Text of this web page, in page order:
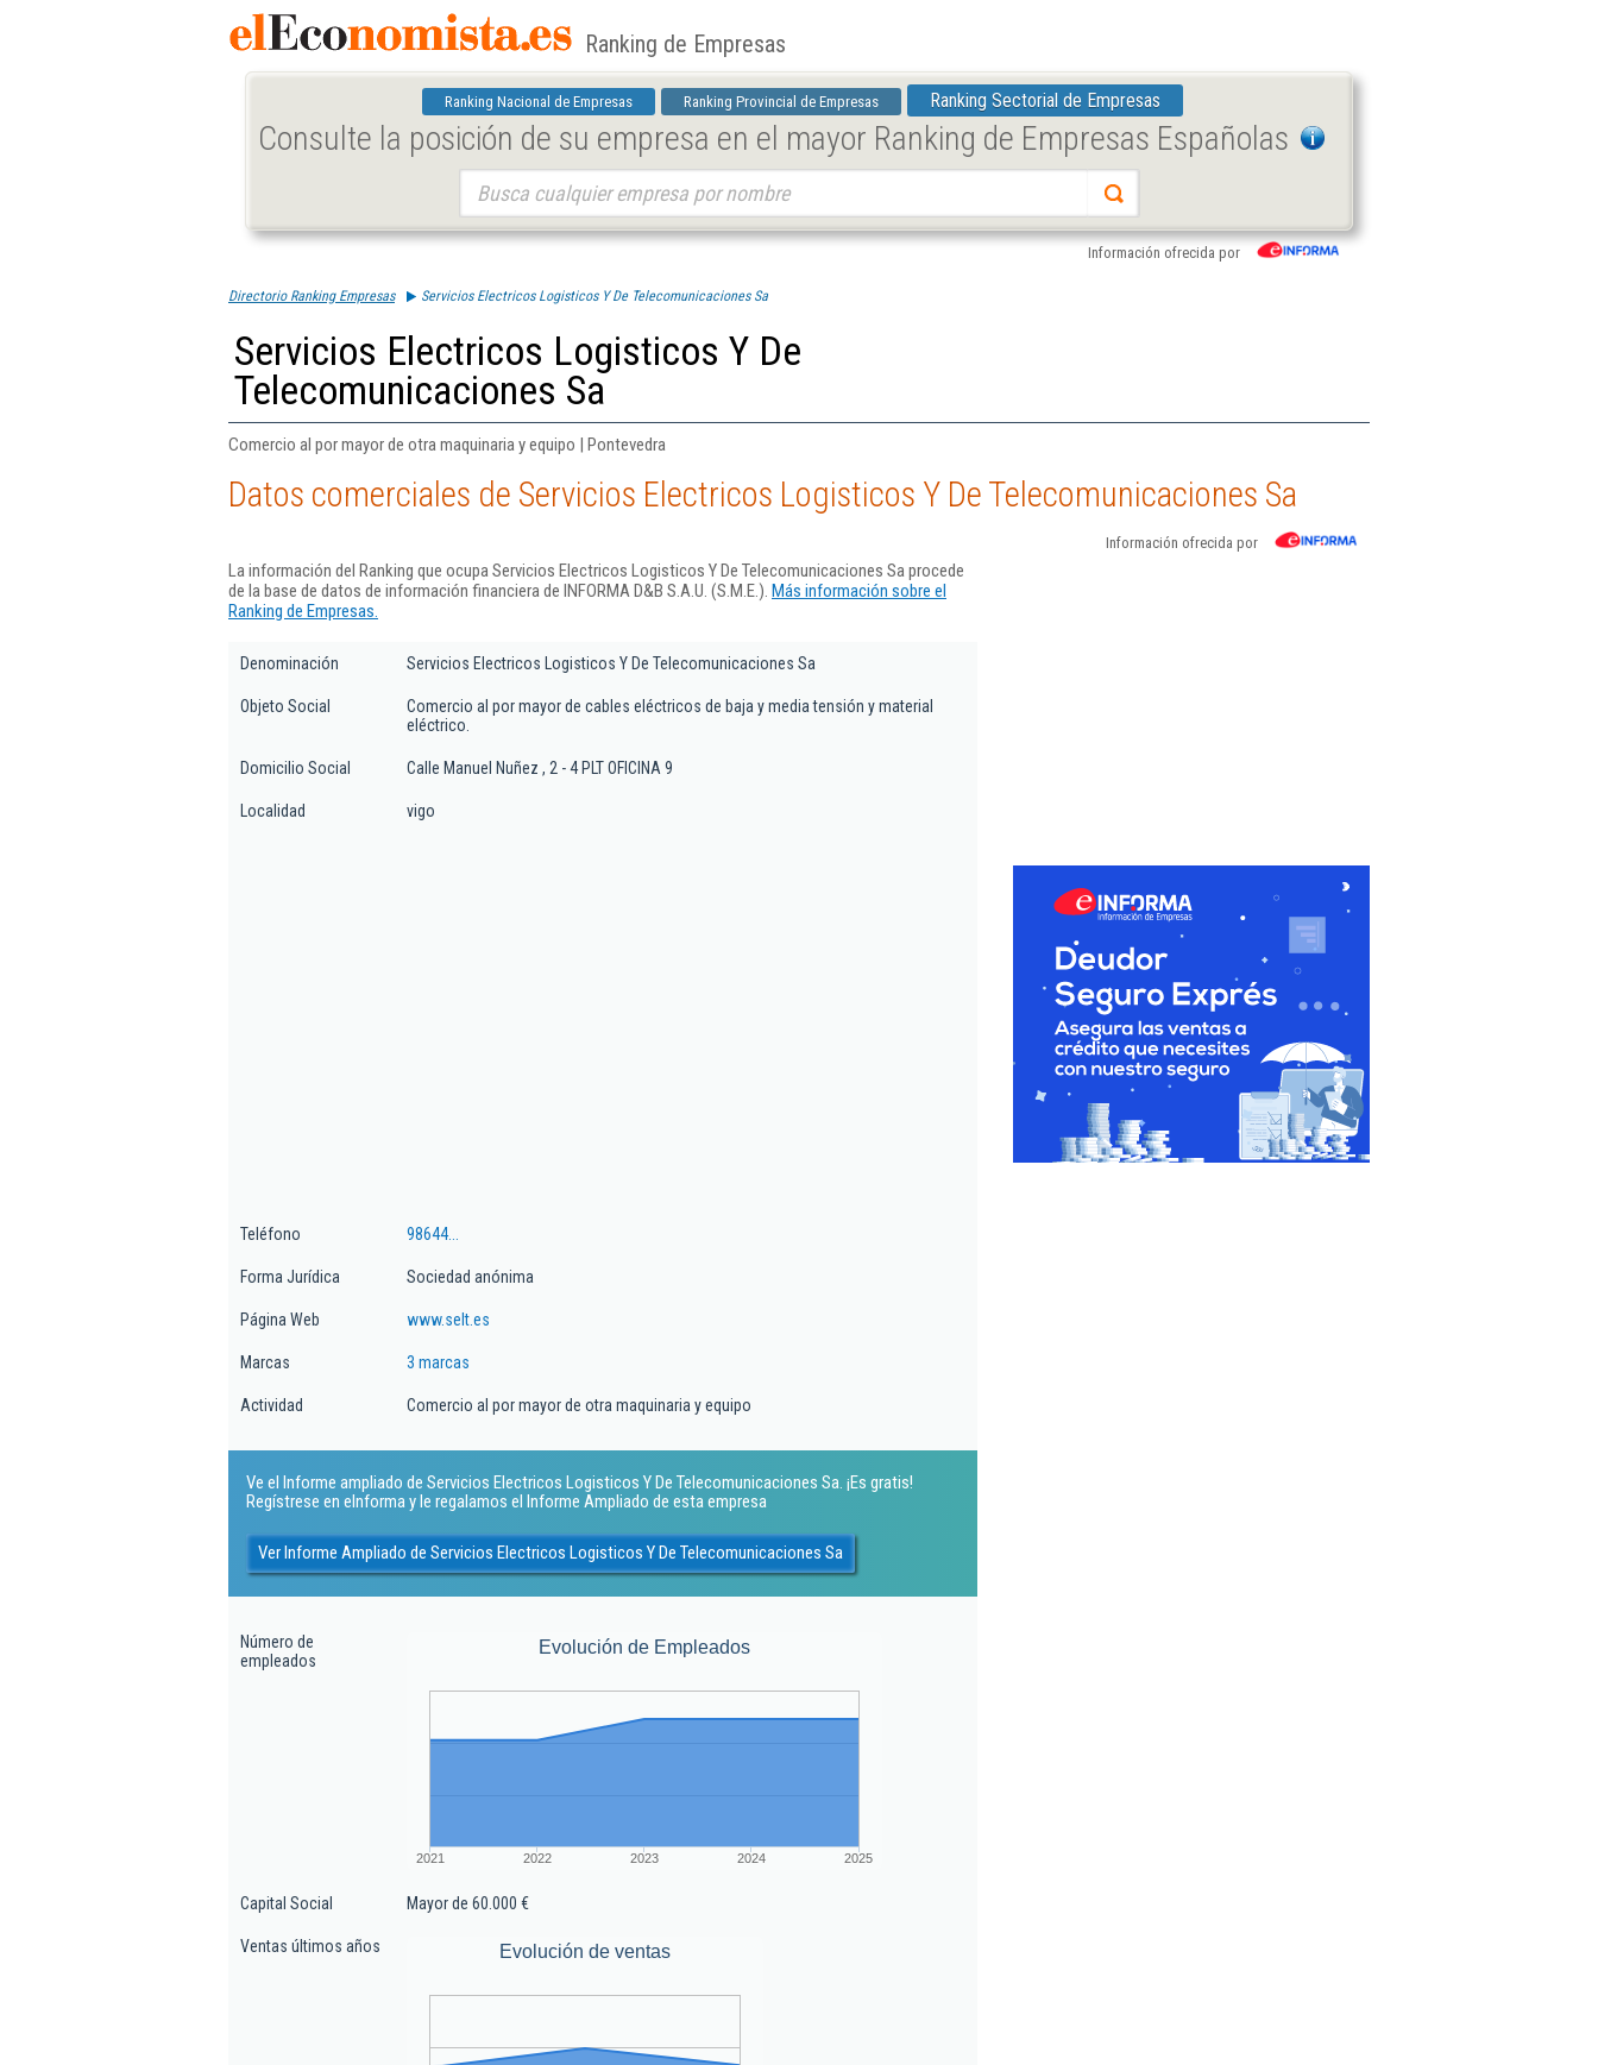
Ranking de Empresas
Ranking Nacional de Empresas Ranking Provincial de Empresas Ranking Sectorial de Empresas
Consulte la posición de su empresa en el mayor Ranking de Empresas Españolas
Información ofrecida por
Directorio Ranking Empresas Servicios Electricos Logisticos Y De Telecomunicaciones Sa
Servicios Electricos Logisticos Y De
Telecomunicaciones Sa
Comercio al por mayor de otra maquinaria y equipo | Pontevedra
Datos comerciales de Servicios Electricos Logisticos Y De Telecomunicaciones Sa
Información ofrecida por
La información del Ranking que ocupa Servicios Electricos Logisticos Y De Telecomunicaciones Sa procede
de la base de datos de información financiera de INFORMA D&B S.A.U. (S.M.E.). Más información sobre el
Ranking de Empresas.
Denominación Servicios Electricos Logisticos Y De Telecomunicaciones Sa
Objeto Social
Comercio al por mayor de cables eléctricos de baja y media tensión y material
eléctrico.
Domicilio Social Calle Manuel Nuñez , 2 - 4 PLT OFICINA 9
Localidad vigo
Teléfono 98644...
Forma Jurídica Sociedad anónima
Página Web www.selt.es
Marcas 3 marcas
Actividad Comercio al por mayor de otra maquinaria y equipo
Ve el Informe ampliado de Servicios Electricos Logisticos Y De Telecomunicaciones Sa. ¡Es gratis!
Regístrese en eInforma y le regalamos el Informe Ampliado de esta empresa
Ver Informe Ampliado de Servicios Electricos Logisticos Y De Telecomunicaciones Sa
Número de
empleados
Evolución de Empleados
2021 2022 2023 2024 2025
Capital Social Mayor de 60.000 €
Ventas últimos años Evolución de ventas